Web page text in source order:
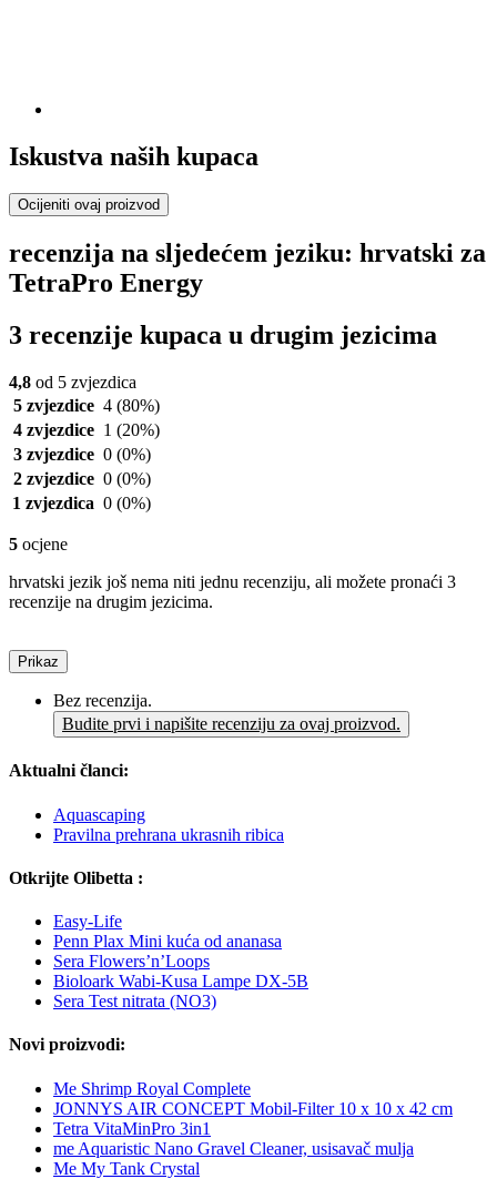
Iskustva naših kupaca
Ocijeniti ovaj proizvod
recenzija na sljedećem jeziku: hrvatski za
TetraPro Energy
3 recenzije kupaca u drugim jezicima
4,8 od 5 zvjezdica
5 zvjezdice 4 (80%)
4 zvjezdice 1 (20%)
3 zvjezdice 0 (0%)
2 zvjezdice 0 (0%)
1 zvjezdica 0 (0%)
5 ocjene
hrvatski jezik još nema niti jednu recenziju, ali možete pronaći 3
recenzije na drugim jezicima.
Prikaz
Bez recenzija.
Budite prvi i napišite recenziju za ovaj proizvod.
Aktualni članci:
Aquascaping
Pravilna prehrana ukrasnih ribica
Otkrijte Olibetta :
Easy-Life
Penn Plax Mini kuća od ananasa
Sera Flowers’n’Loops
Bioloark Wabi-Kusa Lampe DX-5B
Sera Test nitrata (NO3)
Novi proizvodi:
Me Shrimp Royal Complete
JONNYS AIR CONCEPT Mobil-Filter 10 x 10 x 42 cm
Tetra VitaMinPro 3in1
me Aquaristic Nano Gravel Cleaner, usisavač mulja
Me My Tank Crystal